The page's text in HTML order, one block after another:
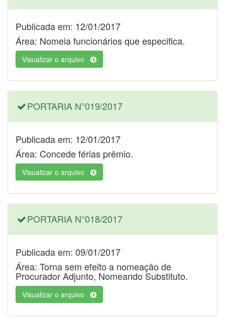
Publicada em: 12/01/2017
Área: Nomeia funcionários que especifica.
Visualizar o arquivo
PORTARIA N°019/2017
Publicada em: 12/01/2017
Área: Concede férias prêmio.
Visualizar o arquivo
PORTARIA N°018/2017
Publicada em: 09/01/2017
Área: Torna sem efeito a nomeação de
Procurador Adjunto, Nomeando Substituto.
Visualizar o arquivo